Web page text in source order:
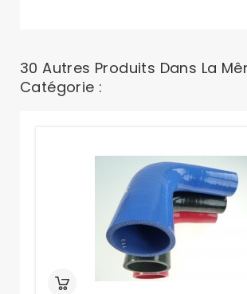
30 Autres Produits Dans La
Catégorie :